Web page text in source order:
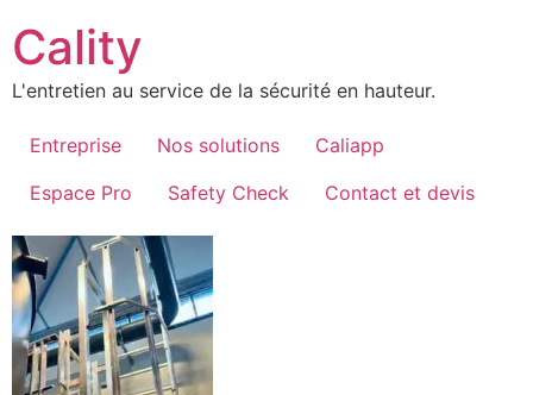
au
contenu
Cality
L'entretien au service de la sécurité en hauteur.
Entreprise Nos solutions
Caliapp
Espace Pro
Safety Check Contact et devis